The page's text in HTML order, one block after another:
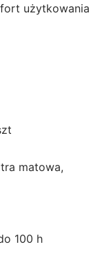
użytkowania
matowa,
100 h